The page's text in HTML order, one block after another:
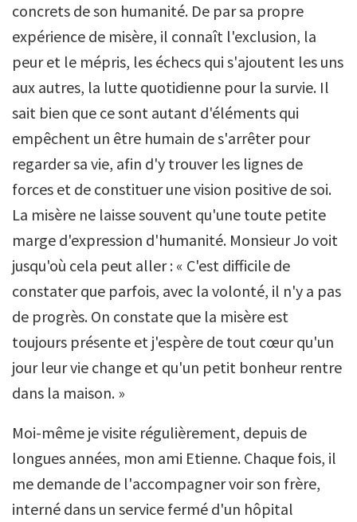
concrets de son humanité. De par sa propre
expérience de misère, il connaît l'exclusion, la
peur et le mépris, les échecs qui s'ajoutent les uns
aux autres, la lutte quotidienne pour la survie. Il
sait bien que ce sont autant d'éléments qui
empêchent un être humain de s'arrêter pour
regarder sa vie, afin d'y trouver les lignes de
forces et de constituer une vision positive de soi.
La misère ne laisse souvent qu'une toute petite
marge d'expression d'humanité. Monsieur Jo voit
jusqu'où cela peut aller : « C'est difficile de
constater que parfois, avec la volonté, il n'y a pas
de progrès. On constate que la misère est
toujours présente et j'espère de tout cœur qu'un
jour leur vie change et qu'un petit bonheur rentre
dans la maison. »
Moi-même je visite régulièrement, depuis de
longues années, mon ami Etienne. Chaque fois, il
me demande de l'accompagner voir son frère,
interné dans un service fermé d'un hôpital